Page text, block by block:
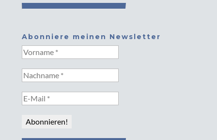
Abonniere meinen Newsletter